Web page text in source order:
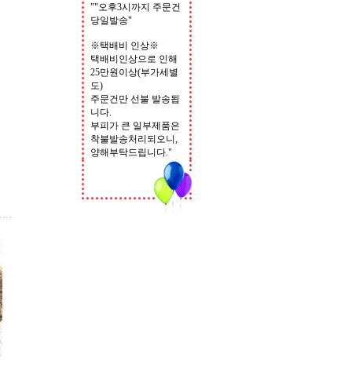
""오후3시까지 주문건
당일발송"
※택배비 인상※
택배비인상으로 인해
25만원이상(부가세별
도)
주문건만 선불 발송됩
니다.
부피가 큰 일부제품은
착불발송처리되오니,
양해부탁드립니다."